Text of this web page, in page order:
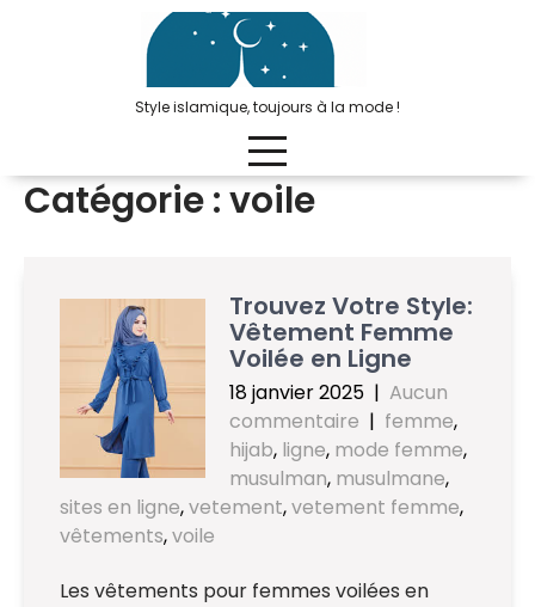
Style islamique, toujours à la mode !
Catégorie :voile
Trouvez Votre Style:
Vêtement Femme
Voilée en Ligne
18 janvier 2025 | Aucun
commentaire | femme,
hijab, ligne, mode femme,
musulman, musulmane,
sites en ligne,vetement,vetement femme,
vêtements,voile
Les vêtements pour femmes voilées en